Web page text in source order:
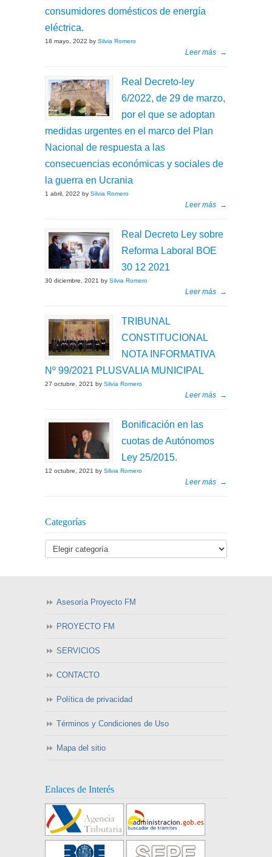
consumidores domésticos de energía
eléctrica.
18 mayo, 2022 by Silvia Romero
Leer más →
Real Decreto-ley
6/2022, de 29 de marzo,
por el que se adoptan
medidas urgentes en el marco del Plan
Nacional de respuesta a las
consecuencias económicas y sociales de
la guerra en Ucrania
1 abril, 2022 by Silvia Romero
Leer más →
Real Decreto Ley sobre
Reforma Laboral BOE
30 12 2021
30 diciembre, 2021 by Silvia Romero
Leer más →
TRIBUNAL
CONSTITUCIONAL
NOTA INFORMATIVA
Nº 99/2021 PLUSVALIA MUNICIPAL
27 octubre, 2021 by Silvia Romero
Leer más →
Bonificación en las
cuotas de Autónomos
Ley 25/2015.
12 octubre, 2021 by Silvia Romero
Leer más →
Categorías
Asesoría Proyecto FM
PROYECTO FM
SERVICIOS
CONTACTO
Política de privacidad
Términos y Condiciones de Uso
Mapa del sitio
Enlaces de Interés